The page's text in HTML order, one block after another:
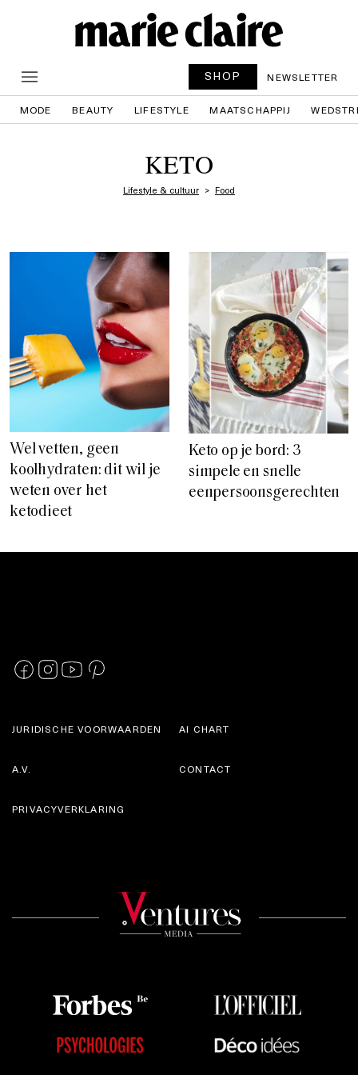
SHOP NEWSLETTER
MODE BEAUTY LIFESTYLE MAATSCHAPPIJ
KETO
Lifestyle & cultuur Food
Wel vetten, geen
koolhydraten: dit wil je
weten over het
ketodieet
Keto op je bord: 3
simpele en snelle
eenpersoonsgerechten
JURIDISCHE VOORWAARDEN
A.V.
AI CHART
CONTACT
PRIVACYVERKLARING